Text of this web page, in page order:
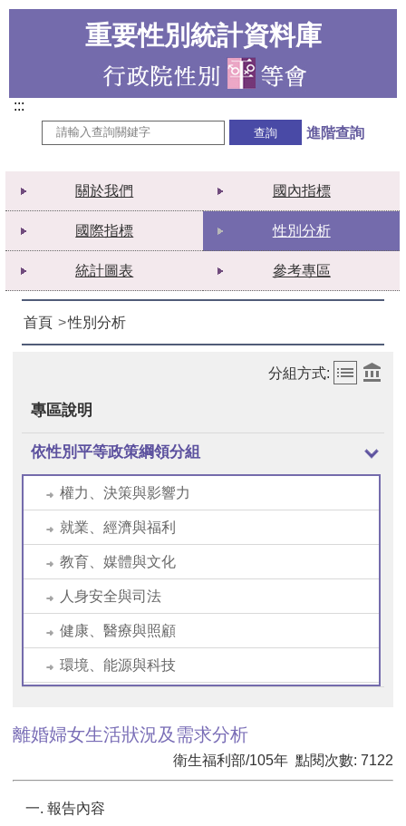
重要性別統計資料庫
進階查詢
關於我們 國內指標
國際指標 性別分析
統計圖表 參考專區
首頁 性別分析
分組方式:
專區說明
依性別平等政策綱領分組
權力、決策與影響力
就業、經濟與福利
教育、媒體與文化
人身安全與司法
健康、醫療與照顧
環境、能源與科技
離婚婦女生活狀況及需求分析
衛生福利部/105年 點閱次數: 7122
報告內容